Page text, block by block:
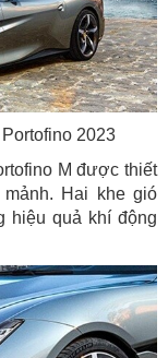
2023
M được thiết
Hai khe gió
hiệu quả khí động